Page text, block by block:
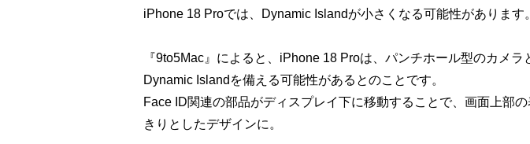
iPhone 18 Proでは、Dynamic Islandが小さくなる可能性があります。
『9to5Mac』によると、iPhone 18 Proは、パンチホール型のカメラ
Dynamic Islandを備える可能性があるとのことです。
Face ID関連の部品がディスプレイ下に移動することで、画面上部
きりとしたデザインに。